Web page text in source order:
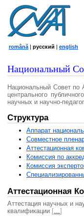
română | русский | english
Национальный
Национальный Совет по
центрального
научных и научно-
Структура
Аппарат
Совместное
Аттестационная
Комиссия по
Комиссия
Аттестационная
Аттестация научных и
квалификации […]